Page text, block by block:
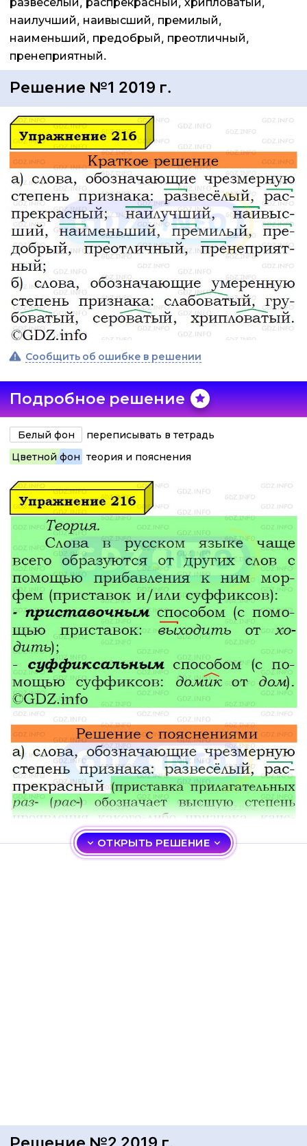
наилучший, наивысший, премилый,
наименьший, предобрый, преотличный,
пренеприятный.
Решение №1 2019 г.
Сообщить об ошибке в решении
Подробное решение
Белый фон
переписывать в тетрадь
Цветной фон теория и пояснения
ОТКРЫТЬ РЕШЕНИЕ
Решение №2 2019 г.